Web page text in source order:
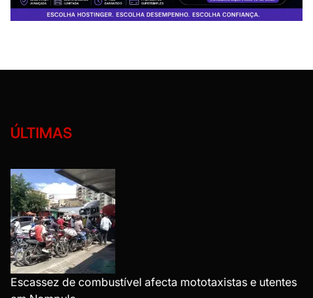
ÚLTIMAS
Escassez de combustível afecta mototaxistas e utentes